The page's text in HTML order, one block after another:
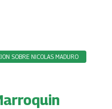
SOBRE NICOLAS MADURO